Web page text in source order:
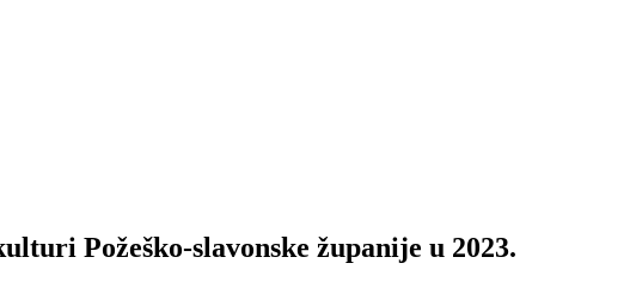
Požeško-slavonske županije u 2023.